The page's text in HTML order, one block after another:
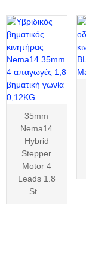
35mm
Nema14
Hybrid
Stepper
Motor 4
Leads 1.8
St...